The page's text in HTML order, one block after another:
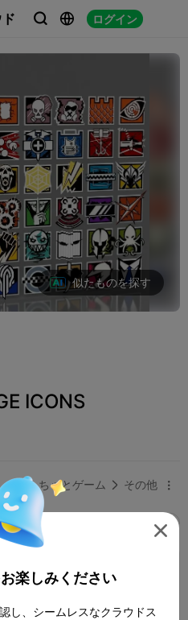
  ログイン
 
似たものを探す
ICONS
おもちゃとゲーム  その他 
Pro
3 walls, 15% infill

楽しみください
し、シームレスなクラウドス